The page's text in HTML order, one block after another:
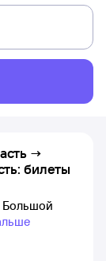
→
билеты
Большой